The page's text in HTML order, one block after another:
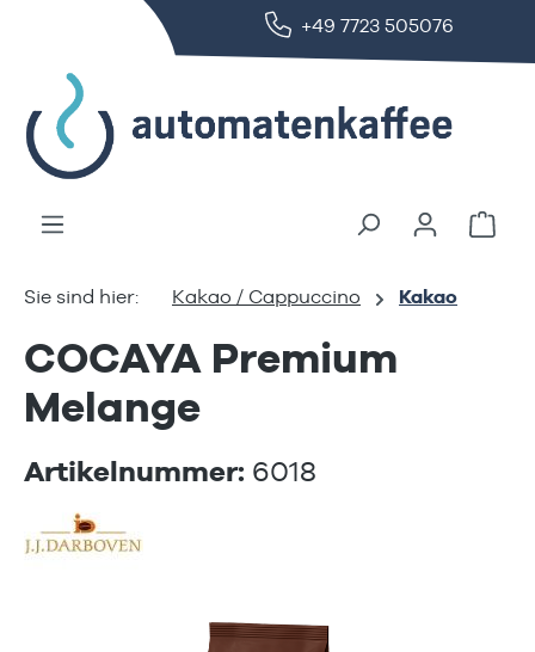
+49 7723 505076
Kakao / Cappuccino Kakao
COCAYA Premium
Melange
Artikelnummer: 6018
Bildergalerie überspringen